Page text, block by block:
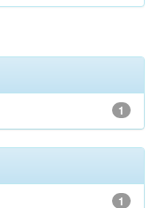
1
1